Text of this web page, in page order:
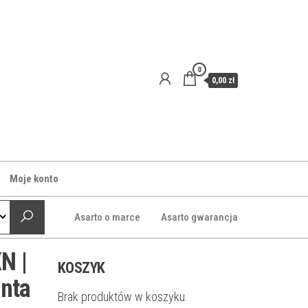
0
0,00 zł
Moje konto
Asarto o marce Asarto gwarancja
|
KOSZYK
Brak produktów w koszyku.